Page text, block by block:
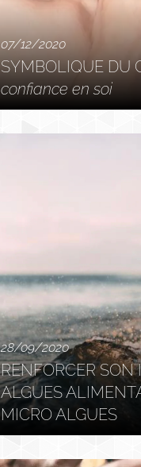
07/12/2020
SYMBOLIQUE DU
confiance en soi
28/09/2020
RENFORCER
ALGUES
MICRO ALGUES